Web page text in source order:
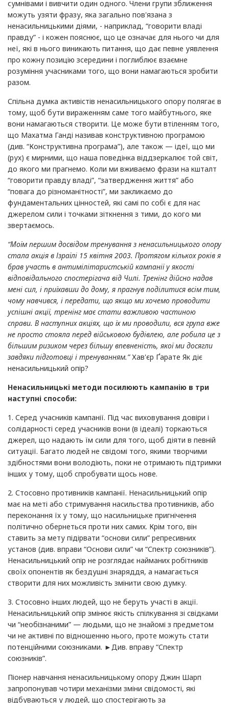
сумнівами і вивчити один одного. Члени групи зближення
можуть узяти фразу, яка загально пов'язана з
ненасильницькими діями, - наприклад, “говорити владі
правду” - і кожен пояснює, що це означає для нього чи для
неї, які в нього виникають питання, що дає певне уявлення
про кожну позицію зсередини і поглиблює взаємне
розуміння учасниками того, що вони намагаються зробити
разом.
Спільна думка активістів ненасильницького опору полягає в
тому, щоб бути вираженням саме того майбутнього, яке
вони намагаються створити. Це може бути втіленням того,
що Махатма Ганді називав конструктивною програмою
(див. “Конструктивна програма”), але також — ідеї, що ми
(рух) є мирними, що наша поведінка віддзеркалює той світ,
до якого ми прагнемо. Коли ми вживаємо фрази на кшталт
“говорити правду владі”, “затвердження життя” або
“повага до різноманітності”, ми закликаємо до
фундаментальних цінностей, які самі по собі є для нас
джерелом сили і точками зіткнення з тими, до кого ми
звертаємось.
“Моїм першим досвідом тренування з ненасильницького опору
стала акція в Ізраїлі 15 квітня 2003. Протягом кількох років я
брав участь в антимілітаристській кампанії у якості
відповідального спостерігача від Чилі. Тренінг дійсно надав
мені сил, і приїхавши до дому, я прагнув поділитися всім тим,
чому навчився, і передати, що якщо ми хочемо проводити
успішні акції, тренінг має стати важливою частиною
справи. В наступних акціях, що їх ми проводили, вся група вже
не просто стояла перед військовою будівлею, але робила це з
більшим ризиком через більшу впевненість, якої ми досягли
завдяки підготовці і тренуванням.”Хав'єр Ґарате Як діє
ненасильницький опір?
Ненасильницькі методи посилюють кампанію в три
наступні способи:
1. Серед учасників кампанії. Під час виховування довіри і
солідарності серед учасників вони (в ідеалі) торкаються
джерел, що надають їм сили для того, щоб діяти в певній
ситуації. Багато людей не свідомі того, якими творчими
здібностями вони володіють, поки не отримають підтримки
інших у тому, щоб спробувати щось нове.
2. Стосовно противників кампанії. Ненасильницький опір
має на меті або стримування насильства противників, або
переконання їх у тому, що насильницьке пригнічення
політично обернеться проти них самих. Крім того, він
ставить за мету підірвати “основи сили” репресивних
установ (див. вправи “Основи сили” чи “Спектр союзників”).
Ненасильницький опір не розглядає найманих робітників
своїх опонентів як бездушні знаряддя, а намагається
створити для них можливість змінити свою думку.
3. Стосовно інших людей, що не беруть участі в акції.
Ненасильницький опір змінює якість спілкування зі свідками
чи “необізнаними” — людьми, що не знайомі з предметом
чи не активні по відношенню нього, проте можуть стати
потенційними союзниками. ►Див. вправу “Спектр
союзників”.
Піонер навчання ненасильницькому опору Джин Шарп
запропонував чотири механізми зміни свідомості, які
відбуваються у людей, що спостерігають за